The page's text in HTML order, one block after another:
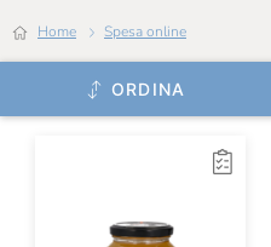
Home Spesa online
ORDINA
Masseria Mirogallo
Mieli Thun
Naturbosco